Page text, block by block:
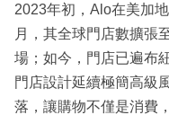
2023年初，Alo在美加
月，其全球門店數擴張
場；如今，門店已遍布
門店設計延續極簡高級
落，讓購物不僅是消費